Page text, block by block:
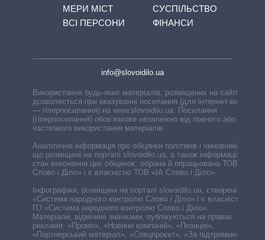
МЕРИ МІСТ
ВСІ ПЕРСОНИ
СУСПІЛЬСТВО
ФІНАНСИ
info@slovoidilo.ua
Використання будь-яких матеріалів, розміщених на сайті,
дозволяється при вказуванні посилання (для інтернет-видань
— гіперпосилання) на www.slovoidilo.ua. Посилання
(гіперпосилання) обов’язкове незалежно від повного або
часткового використання матеріалів.
Аналітична інформація про обіцянки політиків і чиновників,
що розміщені на порталі slovoidilo.ua, а також інформація про
стан виконання цих обіцянок, зібрана й опрацьована ТОВ «ІА
Слово і Діло» і є власністю ТОВ «ІА Слово і Діло».
Інфографіки, розміщені на порталі slovoidilo.ua, створені ГО
«Система народного контролю Слово і Діло» і є власністю
ГО «Система народного контролю Слово і Діло».
Матеріали, відмічені значками, публікуються на правах
реклами: «Промо», «Новини компаній», «Позиція»,
«Партнерський матеріал», «Спецпроєкт», «За підтримки».